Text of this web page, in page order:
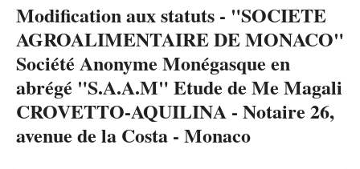
Modification aux statuts - "SOCIETE
AGROALIMENTAIRE DE MONACO"
Société Anonyme Monégasque en
abrégé "S.A.A.M" Etude de Me Magali
CROVETTO-AQUILINA - Notaire 26,
avenue de la Costa - Monaco